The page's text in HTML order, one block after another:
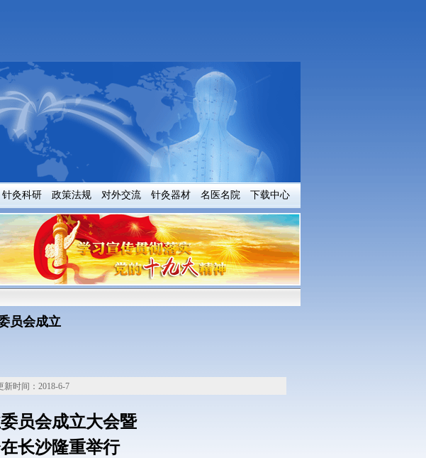
针灸科研 政策法规 对外交流 针灸器材 名医名院 下载中心
员会成立
时间：2018-6-7
员会成立大会暨
长沙隆重举行